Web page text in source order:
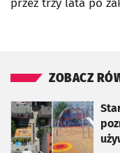
przez trzy lata po
ZOBACZ
otworzy się w nowej